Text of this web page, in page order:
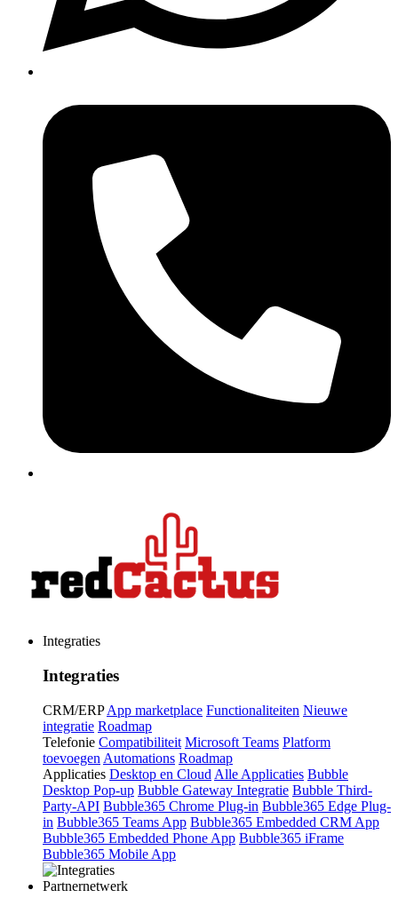
Integraties
Integraties
CRM/ERP App marketplace Functionaliteiten Nieuwe
integratie Roadmap
Telefonie Compatibiliteit Microsoft Teams Platform
toevoegen Automations Roadmap
Applicaties Desktop en Cloud Alle Applicaties Bubble
Desktop Pop-up Bubble Gateway Integratie Bubble Third-
Party-API Bubble365 Chrome Plug-in Bubble365 Edge Plug-
in Bubble365 Teams App Bubble365 Embedded CRM App
Bubble365 Embedded Phone App Bubble365 iFrame
Bubble365 Mobile App
Partnernetwerk